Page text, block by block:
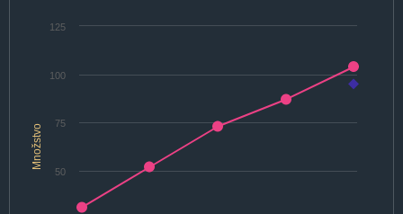
Množstvo
50
75
100
125